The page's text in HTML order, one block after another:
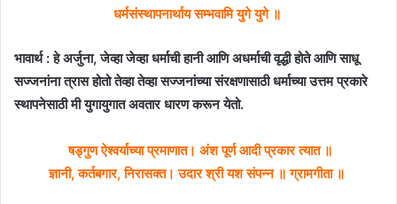
धर्मसंस्थापनार्थाय सम्भवामि युगे युगे ॥
भावार्थ : हे अर्जुना, जेव्हा जेव्हा धर्माची हानी आणि अधर्माची वृद्धी होते आणि साधू
सज्जनांना त्रास होतो तेव्हा तेव्हा सज्जनांच्या संरक्षणासाठी धर्माच्या उत्तम प्रकारे
स्थापनेसाठी मी युगायुगात अवतार धारण करून येतो.
षड्गुण ऐश्वर्याच्या प्रमाणात। अंश पूर्ण आदी प्रकार त्यात ॥
ज्ञानी, कर्तबगार, निरासक्त। उदार श्री यश संपन्न ॥ ग्रामगीता ॥